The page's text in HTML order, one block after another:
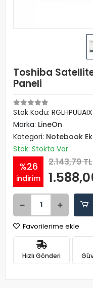
Toshiba
Paneli
Stok Kodu: RGLHPUUAIX
Marka: LineOn
Kategori: Notebook
Stok: Stokta Var
%26
indirim
2.143,79 TL
Favorilerime ekle
Hızlı Gönderi